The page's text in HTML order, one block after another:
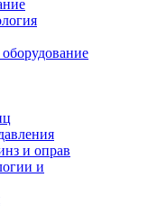
и оправ
и